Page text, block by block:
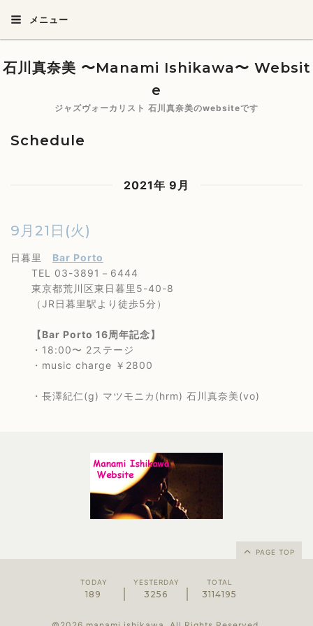
メニュー
石川真奈美 〜Manami Ishikawa〜 Websit
e
ジャズヴォーカリスト 石川真奈美のwebsiteです
Schedule
2021年 9月
9月21日(火)
日暮里 Bar Porto
TEL 03-3891－6444
東京都荒川区東日暮里5-40-8
（JR日暮里駅より徒歩5分）
【Bar Porto 16周年記念】
・18:00〜 2ステージ
・music charge ￥2800
・長澤紀仁(g) マツモニカ(hrm) 石川真奈美(vo)
PAGE TOP
TODAY
189
YESTERDAY
3256
TOTAL
3114195